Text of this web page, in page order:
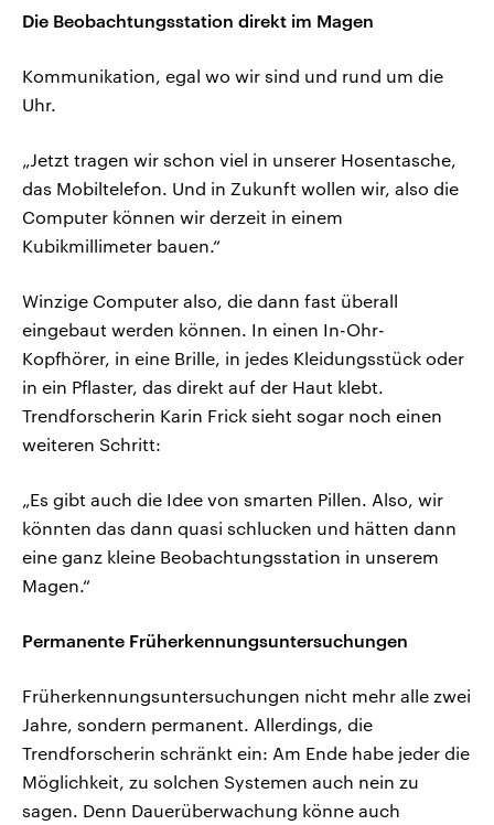
Die Beobachtungsstation direkt im Magen
Kommunikation, egal wo wir sind und rund um die
Uhr.
„Jetzt tragen wir schon viel in unserer Hosentasche,
das Mobiltelefon. Und in Zukunft wollen wir, also die
Computer können wir derzeit in einem
Kubikmillimeter bauen.“
Winzige Computer also, die dann fast überall
eingebaut werden können. In einen In-Ohr-
Kopfhörer, in eine Brille, in jedes Kleidungsstück oder
in ein Pflaster, das direkt auf der Haut klebt.
Trendforscherin Karin Frick sieht sogar noch einen
weiteren Schritt:
„Es gibt auch die Idee von smarten Pillen. Also, wir
könnten das dann quasi schlucken und hätten dann
eine ganz kleine Beobachtungsstation in unserem
Magen.“
Permanente Früherkennungsuntersuchungen
Früherkennungsuntersuchungen nicht mehr alle zwei
Jahre, sondern permanent. Allerdings, die
Trendforscherin schränkt ein: Am Ende habe jeder die
Möglichkeit, zu solchen Systemen auch nein zu
sagen. Denn Dauerüberwachung könne auch